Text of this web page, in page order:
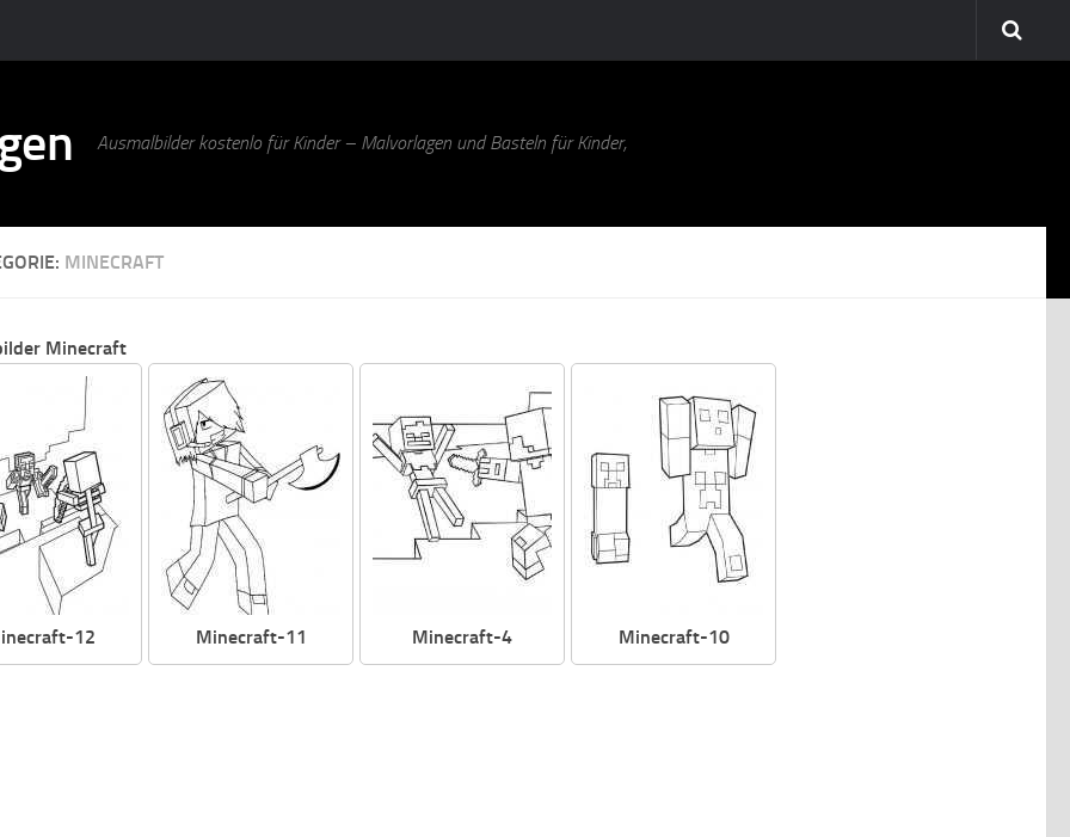
Ausmalbilder kostenlo für Kinder – Malvorlagen und Basteln für Kinder,
MINECRAFT
Minecraft
12 Minecraft-11 Minecraft-4 Minecraft-10